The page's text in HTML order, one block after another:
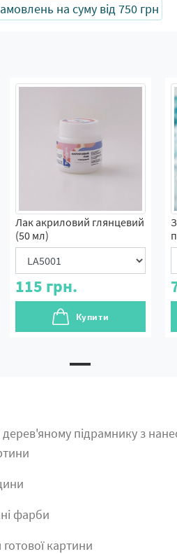
на суму від 750 грн
Лак акриловий глянцевий
(50 мл)
115 грн.
Купити
підрамнику з
фарби
картини